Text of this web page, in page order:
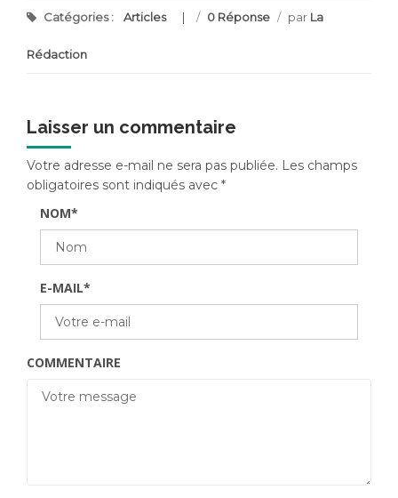
Catégories : Articles / 0 Réponse / par La
Rédaction
Laisser un commentaire
Votre adresse e-mail ne sera pas publiée. Les champs
obligatoires sont indiqués avec *
NOM*
E-MAIL*
COMMENTAIRE